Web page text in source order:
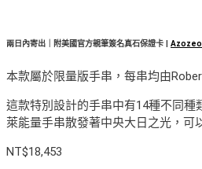
兩日內寄出｜附美國官方親筆簽名真石保證卡 |
本款屬於限量版手串，每串均由
這款特別設計的手串中有14種不同
萊能量手串散發著中央大日之光，可
NT$18,453